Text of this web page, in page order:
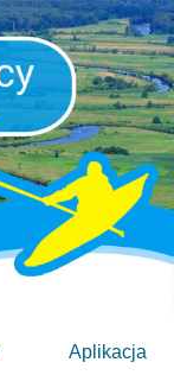
Aplikacja